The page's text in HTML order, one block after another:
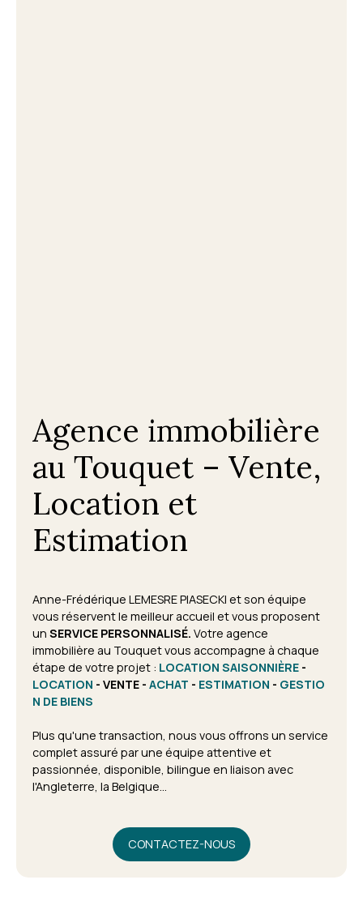
Agence immobilière
au Touquet – Vente,
Location et
Estimation
Anne-Frédérique LEMESRE PIASECKI et son équipe
vous réservent le meilleur accueil et vous proposent
un SERVICE PERSONNALISÉ. Votre agence
immobilière au Touquet vous accompagne à chaque
étape de votre projet : LOCATION SAISONNIÈRE -
LOCATION - VENTE - ACHAT - ESTIMATION - GESTIO
N DE BIENS
Plus qu'une transaction, nous vous offrons un service
complet assuré par une équipe attentive et
passionnée, disponible, bilingue en liaison avec
l'Angleterre, la Belgique...
CONTACTEZ-NOUS